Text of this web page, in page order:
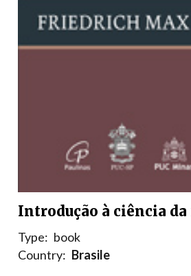
Introdução à ciência
Type: book
Country: Brasile